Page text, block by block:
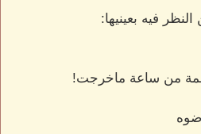
فيه بعينيها:
من ساعة ماخرجت!